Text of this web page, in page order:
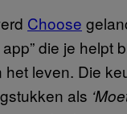
Choose
die je helpt
leven. Die
als